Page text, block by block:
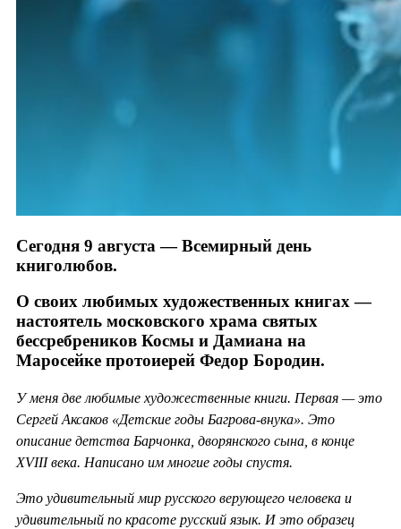
Сегодня 9 августа — Всемирный день
книголюбов.
О своих любимых художественных книгах —
настоятель московского храма святых
бессребреников Космы и Дамиана на
Маросейке протоиерей Федор Бородин.
У меня две любимые художественные книги. Первая — это
Сергей Аксаков «Детские годы Багрова-внука». Это
описание детства Барчонка, дворянского сына, в конце
XVIII века. Написано им многие годы спустя.
Это удивительный мир русского верующего человека и
удивительный по красоте русский язык. И это образец